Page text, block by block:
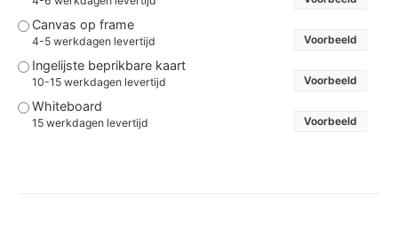
Canvas op frame
4-5 werkdagen levertijd Voorbeeld
Ingelijste beprikbare kaart
10-15 werkdagen levertijd Voorbeeld
Whiteboard
15 werkdagen levertijd Voorbeeld